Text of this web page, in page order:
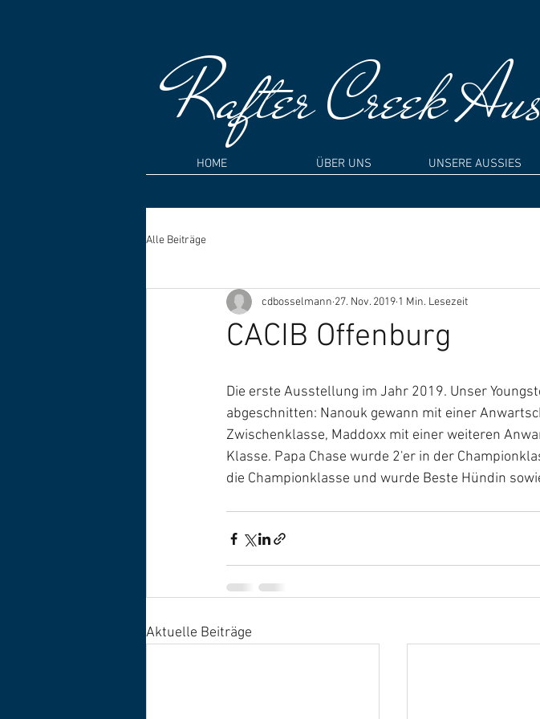
RafterCreek
HOME ÜBER UNS UNSERE AUSSIES
Alle Beiträge
CACIB Offenburg
cdbosselmann 27. Nov. 2019 1 Min. Lesezeit
Die erste Ausstellung im Jahr 2019. Unser
abgeschnitten: Nanouk gewann mit einer
Zwischenklasse, Maddoxx mit einer weiteren
Klasse. Papa Chase wurde 2'er in der
die Championklasse und wurde Beste Hündin
Aktuelle Beiträge